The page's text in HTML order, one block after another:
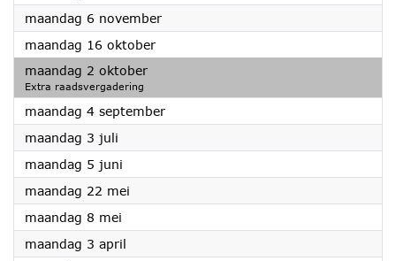
maandag 6 november2023
maandag 16 oktober2023
maandag 2 oktober2023
Extra raadsvergadering
maandag 4 september2023
maandag 3 juli
maandag 5 juni
maandag 22 mei
maandag 8 mei
maandag 3 april